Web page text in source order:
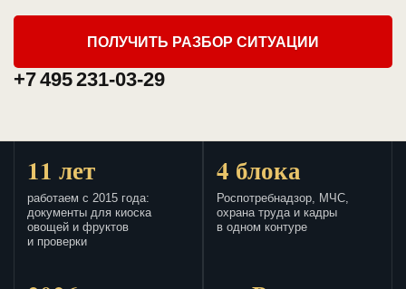
ПОЛУЧИТЬ РАЗБОР СИТУАЦИИ
+7 495 231-03-29
11 лет
работаем с 2015 года:
документы для киоска
овощей и фруктов
и проверки
4 блока
Роспотребнадзор, МЧС,
охрана труда и кадры
в одном контуре